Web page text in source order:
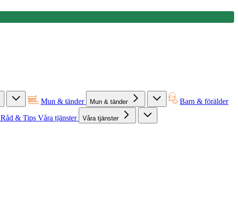
Mun & tänder Mun & tänder Barn & förälder
Råd & Tips Våra tjänster Våra tjänster